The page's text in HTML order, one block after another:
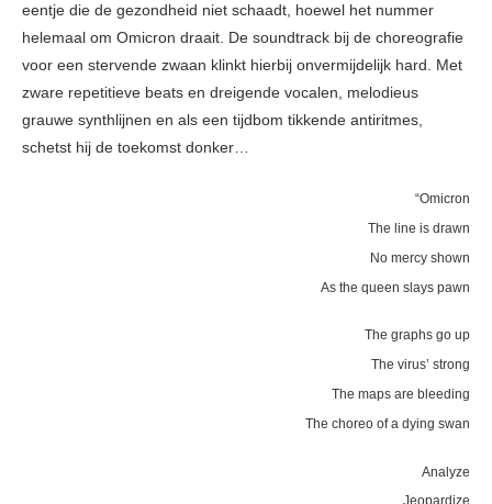
eentje die de gezondheid niet schaadt, hoewel het nummer
helemaal om Omicron draait. De soundtrack bij de choreografie
voor een stervende zwaan klinkt hierbij onvermijdelijk hard. Met
zware repetitieve beats en dreigende vocalen, melodieus
grauwe synthlijnen en als een tijdbom tikkende antiritmes,
schetst hij de toekomst donker…
“Omicron
The line is drawn
No mercy shown
As the queen slays pawn
The graphs go up
The virus’ strong
The maps are bleeding
The choreo of a dying swan
Analyze
Jeopardize